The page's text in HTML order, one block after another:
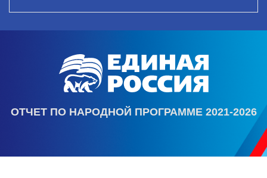
ОТЧЕТ ПО НАРОДНОЙ ПРОГРАММЕ 2021-2026